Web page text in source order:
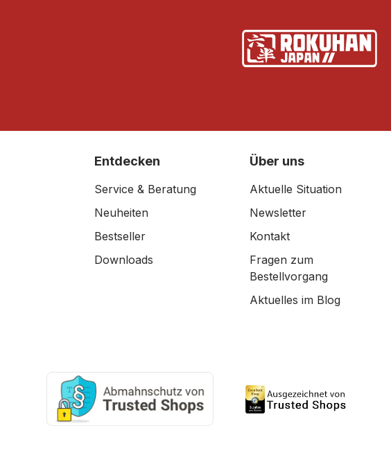
Entdecken
Service & Beratung
Neuheiten
Bestseller
Downloads
Über uns
Aktuelle Situation
Newsletter
Kontakt
Fragen zum
Bestellvorgang
Aktuelles im Blog